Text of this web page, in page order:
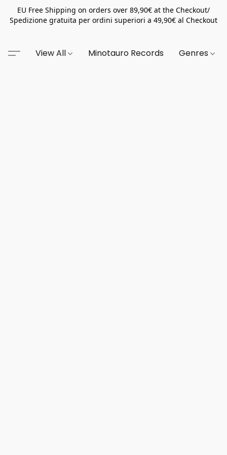
EU Free Shipping on orders over 89,90€ at the Checkout/
Spedizione gratuita per ordini superiori a 49,90€ al Checkout
View All Minotauro Records Genres